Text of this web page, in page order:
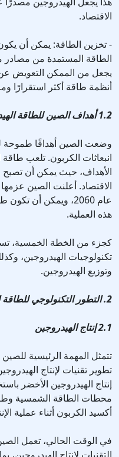
الاقتصاد.
- تخزين الطاقة: يمكن أن
الطاقة المستمدة من مصادر
يجعل من الممكن التعويض عن
أنظمة طاقة أكثر استقرارًا
1.2 أهداف الصين للطاقة الهيدروجينية
وضعت الصين أهدافًا طموحة
انبعاثات الكربون. تلعب
الأهداف، حيث يمكن أن تصبح
الاقتصاد. أعلنت الصين
عام 2060، ويمكن أن
هذه العملية.
كجزء من الخطة الخمسية،
تكنولوجيات الهيدروجين،
وتوزيع الهيدروجين.
2. التطور التكنولوجي للطاقة الهيدروجينية في الصين
2.1 إنتاج الهيدروجين
تتمثل المهمة الرئيسية
تطوير تقنيات لإنتاج
إنتاج الهيدروجين الأخضر
محطات الطاقة الشمسية
أكسيد الكربون أثناء عملية
في الوقت الحالي، تعمل